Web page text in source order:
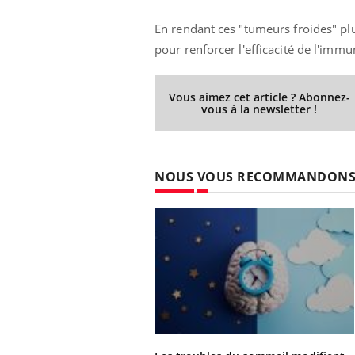
En rendant ces "tumeurs froides"
pour renforcer l'efficacité de
Vous aimez cet article ? Abonnez-
vous à la newsletter !
NOUS VOUS RECOMMANDONS
Diabète & Ramadan 2026Youtube
Le Ramadan approche, et, pour de
diabète, c'est une période de questions, de
Un
Un